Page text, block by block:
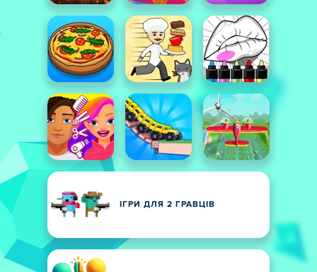
ІГРИ ДЛЯ 2 ГРАВЦІВ